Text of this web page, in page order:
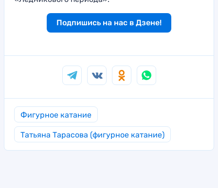
Подпишись на нас в Дзене!
Фигурное катание
Татьяна Тарасова (фигурное катание)